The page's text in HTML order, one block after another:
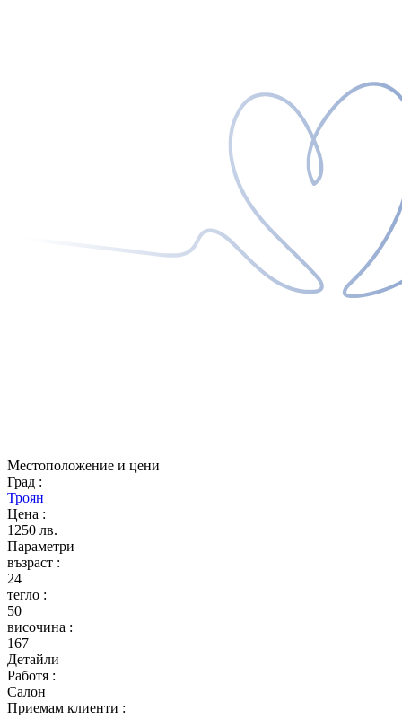
Местоположение и цени
Град :
Троян
Цена :
1250 лв.
Параметри
възраст :
24
тегло :
50
височина :
167
Детайли
Работя :
Салон
Приемам клиенти :